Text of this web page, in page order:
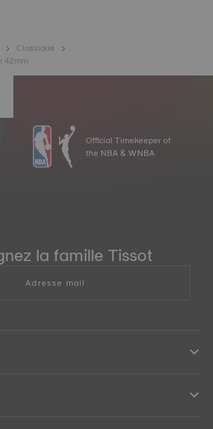
Classique
42mm
Official Timekeeper of
the NBA & WNBA
la famille Tissot
Adresse mail